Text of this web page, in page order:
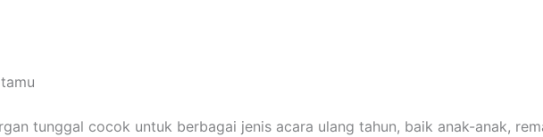
tunggal cocok untuk berbagai jenis acara ulang tahun, baik anak-anak,